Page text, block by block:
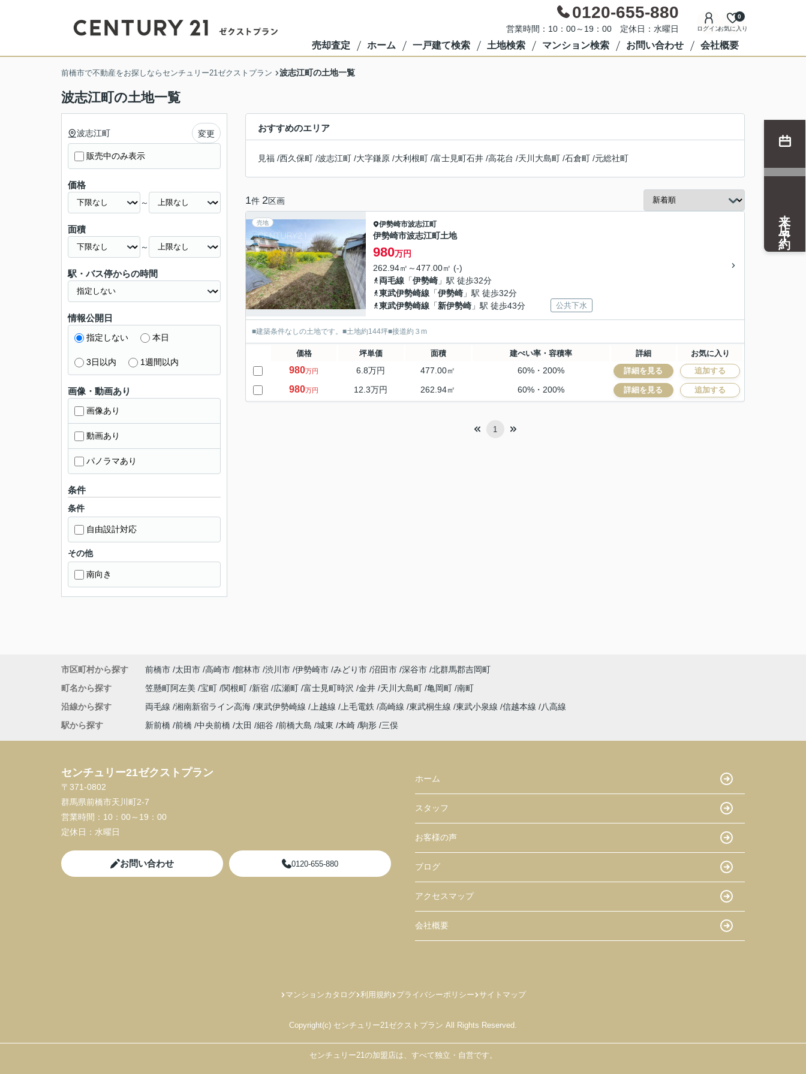
0120-655-880
営業時間：10：00～19：00 定休日：水曜日 ログインお気に入り
0
売却査定 ホーム 一戸建て検索 土地検索 マンション検索 お問い合わせ 会社概要
前橋市で不動産をお探しならセンチュリー21ゼクストプラン 波志江町の土地一覧
波志江町の土地一覧
おすすめのエリア
見福 /西久保町 /波志江町 /大字鎌原 /大利根町 /富士見町石井 /高花台 /天川大島町 /石倉町 /元総社町
1件 2区画
売地 伊勢崎市波志江町
伊勢崎市波志江町土地
980万円
262.94㎡～477.00㎡ (-)
両毛線 「伊勢崎 」駅 徒歩32分
東武伊勢崎線 「伊勢崎 」駅 徒歩32分
東武伊勢崎線 「新伊勢崎 」駅 徒歩43分 公共下水
■建築条件なしの土地です。■土地約144坪■接道約３m
価格 坪単価 面積 建ぺい率・容積率 詳細 お気に入り
980万円 6.8万円 477.00㎡ 60%・200% 詳細を見る 追加する
980万円 12.3万円 262.94㎡ 60%・200% 詳細を見る 追加する
1
波志江町 変更
販売中のみ表示
価格
～
面積
～
駅・バス停からの時間
情報公開日
指定しない 本日
3日以内 1週間以内
画像・動画あり
画像あり
動画あり
パノラマあり
条件
条件
自由設計対応
その他
南向き
来店予約
市区町村から探す 前橋市 太田市 高崎市 館林市 渋川市 伊勢崎市 みどり市 沼田市 深谷市 北群馬郡吉岡町
町名から探す
笠懸町阿左美 宝町 関根町 新宿 広瀬町 富士見町時沢 金井 天川大島町 亀岡町 南町
沿線から探す
両毛線 湘南新宿ライン高海 東武伊勢崎線 上越線 上毛電鉄 高崎線 東武桐生線 東武小泉線 信越本線
八高線
駅から探す
新前橋 前橋 中央前橋 太田 細谷 前橋大島 城東 木崎 駒形 三俣
センチュリー21ゼクストプラン
〒371-0802
群馬県前橋市天川町2-7
営業時間： 10：00～19：00
定休日： 水曜日
お問い合わせ 0120-655-880
ホーム
スタッフ
お客様の声
ブログ
アクセスマップ
会社概要
マンションカタログ 利用規約 プライバシーポリシー サイトマップ
Copyright(c) センチュリー21ゼクストプラン All Rights Reserved.
センチュリー21の加盟店は、すべて独立・自営です。